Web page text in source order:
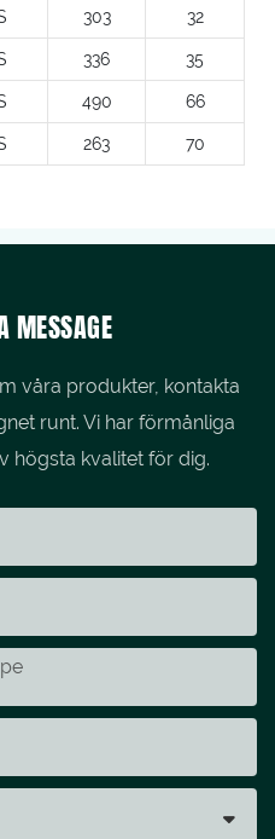
303 32
336 35
490 66
263 70
MESSAGE
våra produkter, kontakta
runt. Vi har förmånliga
högsta kvalitet för dig.